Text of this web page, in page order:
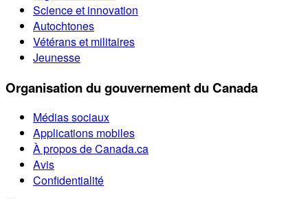
Science et innovation
Autochtones
Vétérans et militaires
Jeunesse
Organisation du gouvernement du Canada
Médias sociaux
Applications mobiles
À propos de Canada.ca
Avis
Confidentialité